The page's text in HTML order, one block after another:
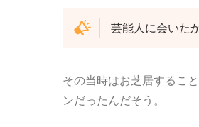
芸能人に会いた
その当時はお芝居するこ
ンだったんだそう。